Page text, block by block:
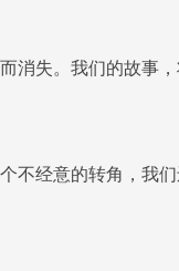
消失。我们的故事
不经意的转角，我